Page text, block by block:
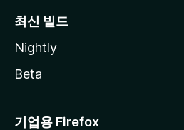
최신 빌드
Nightly
Beta
기업용 Firefox